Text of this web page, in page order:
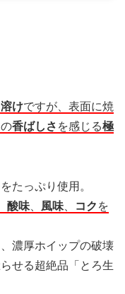
けですが、表面に焼
香ばしさ を感じる極
たっぷり使用。
酸味 風味 コク を
濃厚ホイップの破壊
せる超絶品「とろ生